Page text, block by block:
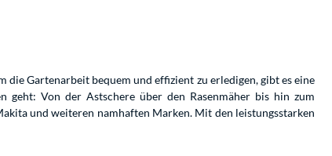
die Gartenarbeit bequem und effizient zu erledigen, gibt es eine
geht: Von der Astschere über den Rasenmäher bis hin zum
und weiteren namhaften Marken. Mit den leistungsstarken